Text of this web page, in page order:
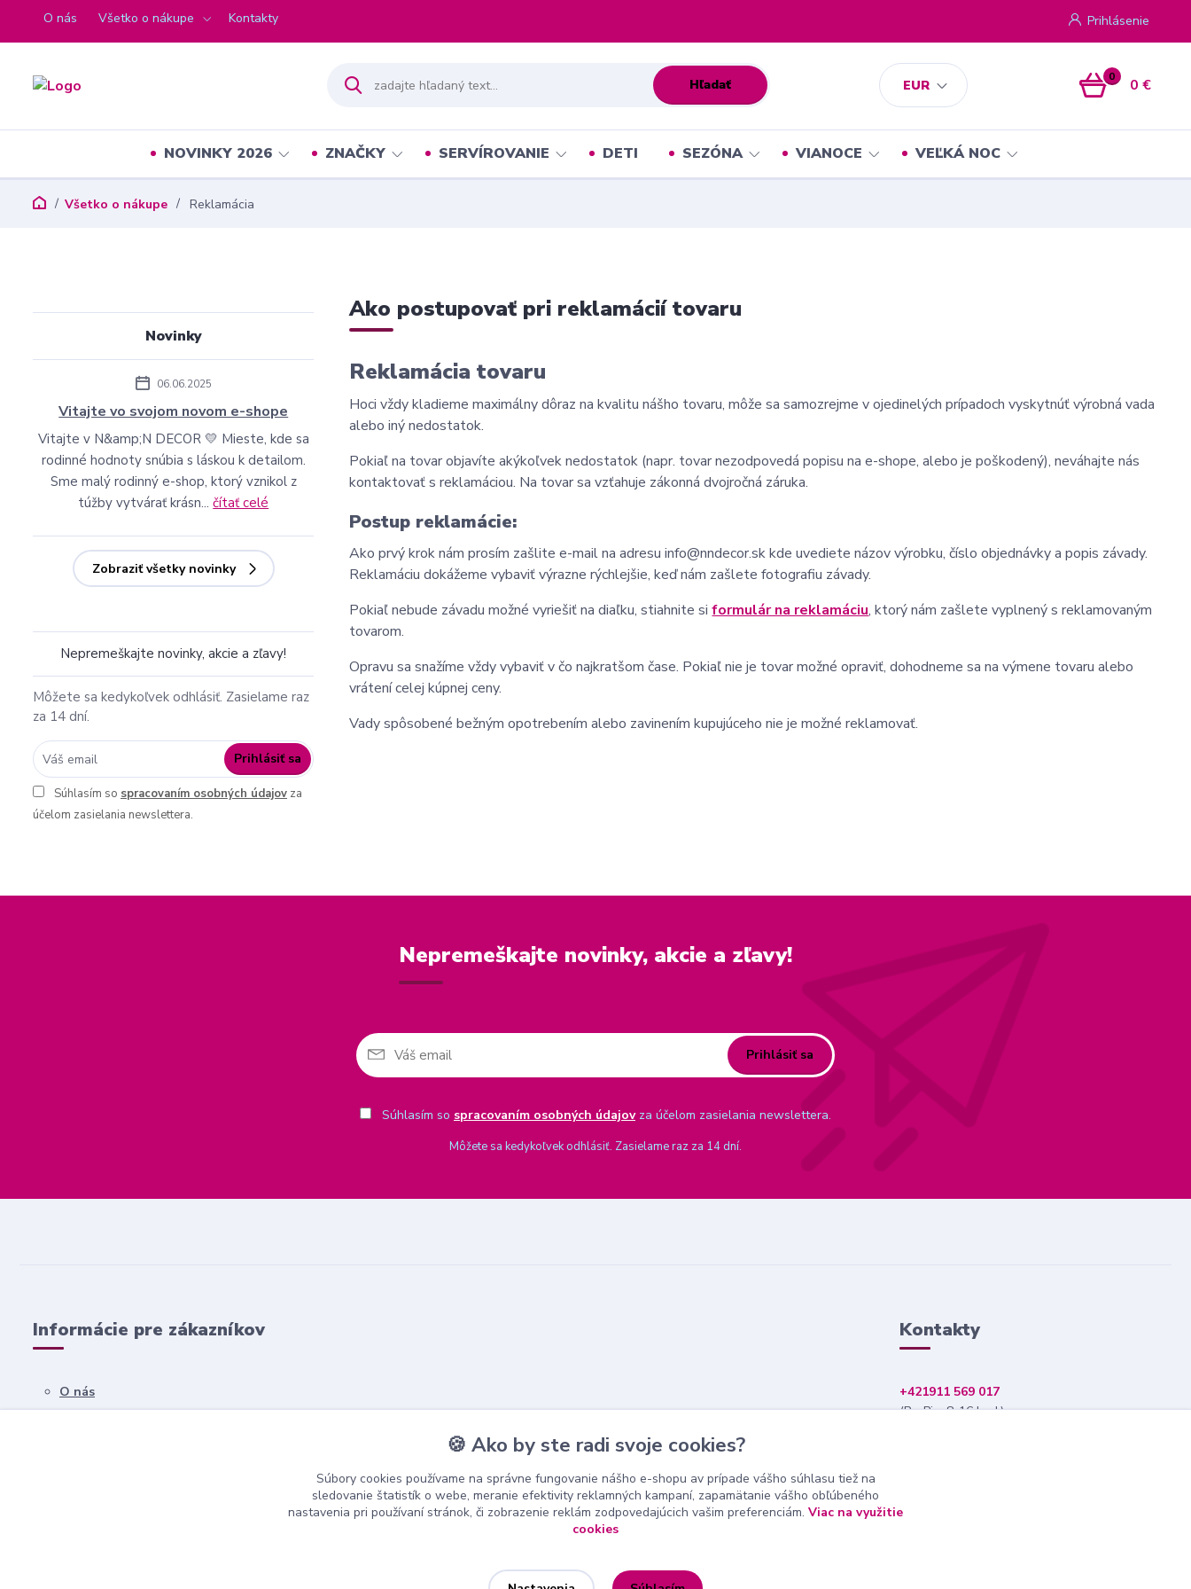
O nás Všetko o nákupe Kontakty
EUR
Prihlásenie
Hľadať 0 0 €
NOVINKY 2026 ZNAČKY SERVÍROVANIE DETI SEZÓNA VIANOCE VEĽKÁ NOC
Všetko o nákupe Reklamácia
Novinky
06.06.2025
Vitajte vo svojom novom e-shope
Vitajte v N&amp;N DECOR 💛 Mieste, kde sa
rodinné hodnoty snúbia s láskou k detailom.
Sme malý rodinný e-shop, ktorý vznikol z
túžby vytvárať krásn...čítať celé
Zobraziť všetky novinky
Nepremeškajte novinky, akcie a zľavy!
Môžete sa kedykoľvek odhlásiť. Zasielame raz
za 14 dní.
Prihlásiť sa
Súhlasím so spracovaním osobných údajov za
účelom zasielania newslettera.
Ako postupovať pri reklamácií tovaru
Reklamácia tovaru
Hoci vždy kladieme maximálny dôraz na kvalitu nášho tovaru, môže sa samozrejme v ojedinelých prípadoch vyskytnúť výrobná vada
alebo iný nedostatok.
Pokiaľ na tovar objavíte akýkoľvek nedostatok (napr. tovar nezodpovedá popisu na e-shope, alebo je poškodený), neváhajte nás
kontaktovať s reklamáciou. Na tovar sa vzťahuje zákonná dvojročná záruka.
Postup reklamácie:
Ako prvý krok nám prosím zašlite e-mail na adresuinfo@nndecor.skkde uvediete názov výrobku, číslo objednávky a popis závady.
Reklamáciu dokážeme vybaviť výrazne rýchlejšie, keď nám zašlete fotografiu závady.
Pokiaľ nebude závadu možné vyriešiť na diaľku, stiahnite siformulár na reklamáciu, ktorý nám zašlete vyplnený s reklamovaným
tovarom.
Opravu sa snažíme vždy vybaviť v čo najkratšom čase. Pokiaľ nie je tovar možné opraviť, dohodneme sa na výmene tovaru alebo
vrátení celej kúpnej ceny.
Vady spôsobené bežným opotrebením alebo zavinením kupujúceho nie je možné reklamovať.
Nepremeškajte novinky, akcie a zľavy!
Prihlásiť sa
Súhlasím so spracovaním osobných údajovza účelom zasielania newslettera.
Môžete sa kedykoľvek odhlásiť. Zasielame raz za 14 dní.
Informácie pre zákazníkov
O nás
Kontakty
+421911 569 017
(Po-Pia, 8-16 hod.)
🍪 Ako by ste radi svoje cookies?
Súbory cookies používame na správne fungovanie nášho e-shopu av prípade vášho súhlasu tiež na
sledovanie štatistík o webe, meranie efektivity reklamných kampaní, zapamätanie vášho obľúbeného
nastavenia pri používaní stránok, či zobrazenie reklám zodpovedajúcich vašim preferenciám. Viac na využitie
cookies